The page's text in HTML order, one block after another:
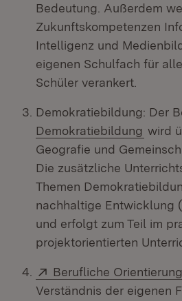
Bedeutung. Außerdem
Zukunftskompetenzen
Intelligenz und
eigenen Schulfach für
Schüler verankert.
Demokratiebildung: Der
Demokratiebildung wird
Geografie und
Die zusätzliche
Themen
nachhaltige Entwicklung
und erfolgt zum Teil im
projektorientierten
Extern:
Berufliche Orientierung
Verständnis der eigenen